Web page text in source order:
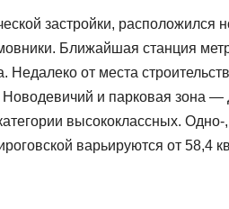
застройки, расположился
Ближайшая станция
Недалеко от места
Новодевичий и парковая зона —
высококлассных. Одно-
варьируются от 58,4